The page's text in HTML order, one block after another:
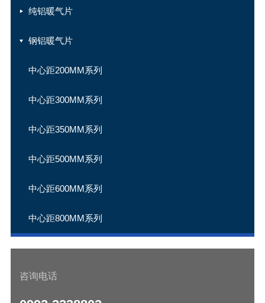
纯铝暖气片
钢铝暖气片
中心距200MM系列
中心距300MM系列
中心距350MM系列
中心距500MM系列
中心距600MM系列
中心距800MM系列
咨询电话